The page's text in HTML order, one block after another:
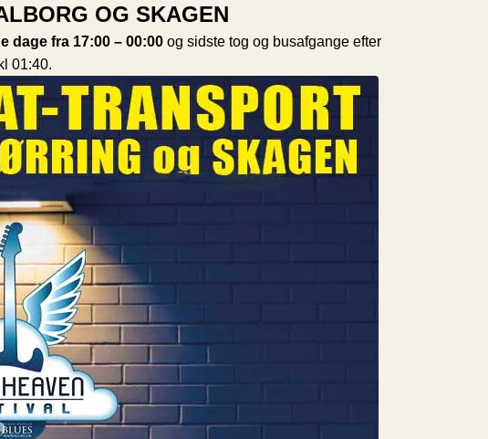
OG SKAGEN
dage fra 17:00 – 00:00 og sidste tog og busafgange efter
01:40.